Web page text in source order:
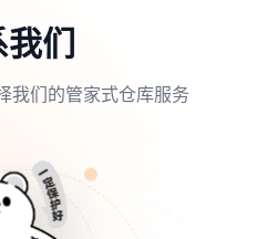
们
我们的管家式仓库服务